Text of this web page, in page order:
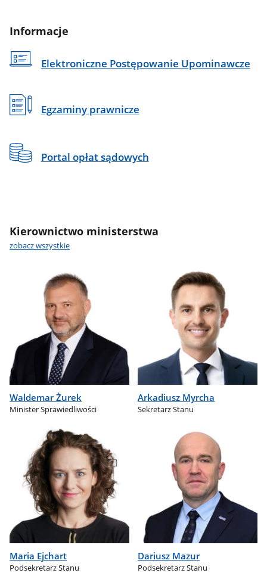
Informacje
Elektroniczne Postępowanie Upominawcze
Egzaminy prawnicze
Portal opłat sądowych
Kierownictwo ministerstwa
zobacz wszystkie
Waldemar Żurek
Minister Sprawiedliwości
Arkadiusz Myrcha
Sekretarz Stanu
Maria Ejchart
Podsekretarz Stanu
Dariusz Mazur
Podsekretarz Stanu